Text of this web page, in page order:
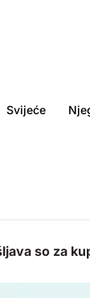
Svijeće
so za